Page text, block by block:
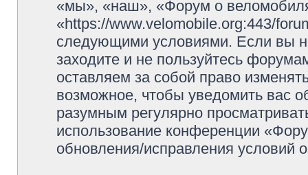
«мы», «наш», «Форум о
«https://www.velomobile.org:443/
следующими условиями. Если вы
заходите и не пользуйтесь
оставляем за собой право
возможное, чтобы уведомить вас
разумным регулярно
использование конференции
обновления/исправления условий